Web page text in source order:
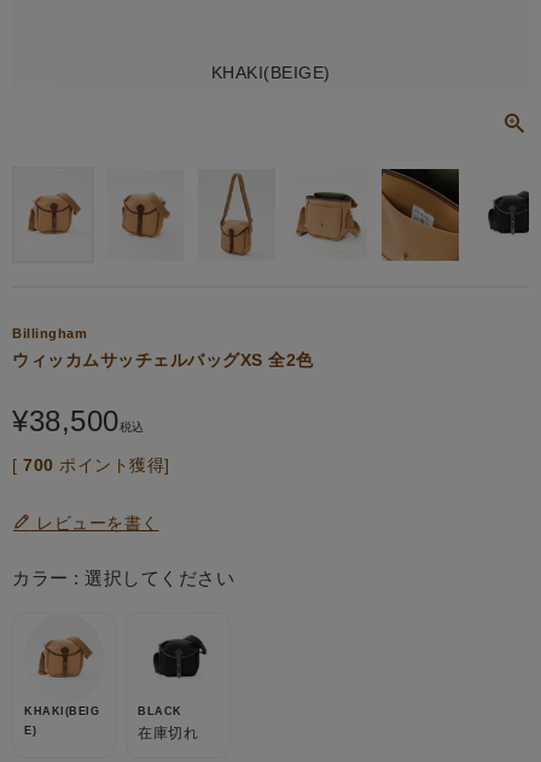
KHAKI(BEIGE)
Billingham
ウィッカムサッチェルバッグXS 全2色
¥38,500税込
[ 700 ポイント獲得]
レビューを書く
カラー 選択してください
KHAKI(BEIG
E)
BLACK
在庫切れ